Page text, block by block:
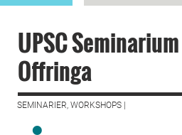
UPSC
Offringa
SEMINARIER, WORKSHOPS |